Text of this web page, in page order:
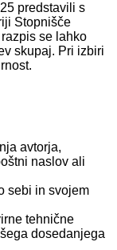
predstavili s
Stopnišče
se lahko
skupaj. Pri izbiri
avtorja,
naslov ali
sebi in svojem
tehnične
dosedanjega